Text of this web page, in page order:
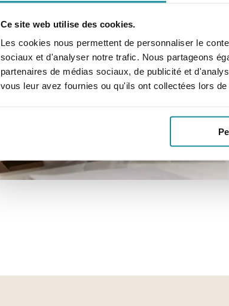
Ce site web utilise des cookies.
Les cookies nous permettent de personnaliser le
sociaux et d'analyser notre trafic. Nous partageons
partenaires de médias sociaux, de publicité et
vous leur avez fournies ou qu'ils ont collectées lors